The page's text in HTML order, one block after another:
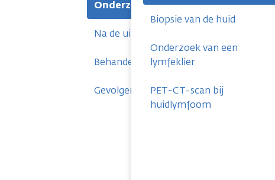
Onderzoeken
Biopsie van de huid
Onderzoek van een
lymfeklier
PET-CT-scan bij
huidlymfoom
Na de uitslag
Behandelingen
Gevolgen